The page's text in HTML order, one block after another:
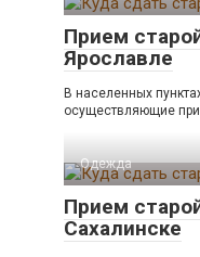
Прием
Ярославле
В населенных
осуществляющие
Одежда
Прием
Сахалинске